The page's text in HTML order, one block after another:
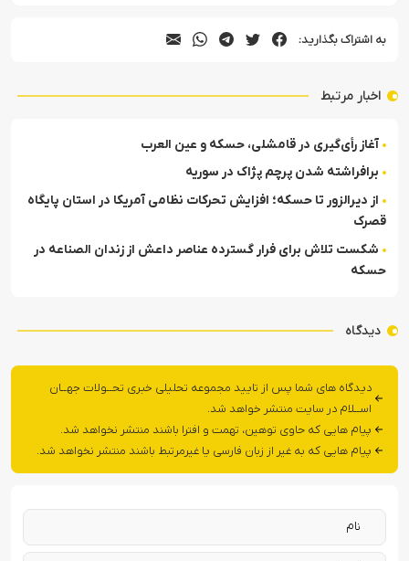
به اشتراک بگذارید:
اخبار مرتبط
آغاز رأی‌گیری در قامشلی، حسکه و عین العرب
برافراشته شدن پرچم پژاک در سوریه
از دیرالزور تا حسکه؛ افزایش تحرکات نظامی آمریکا در استان پایگاه
قصرک
شکست تلاش برای فرار گسترده عناصر داعش از زندان الصناعه در
حسکه
دیدگاه
دیدگاه های شما پس از تایید مجموعه تحلیلی خبری تحــولات جهــان
اســلام در سایت منتشر خواهد شد.
پیام هایی که حاوی توهین، تهمت و افترا باشند منتشر نخواهد شد.
پیام هایی که به غیر از زبان فارسی یا غیرمرتبط باشند منتشر نخواهد شد.